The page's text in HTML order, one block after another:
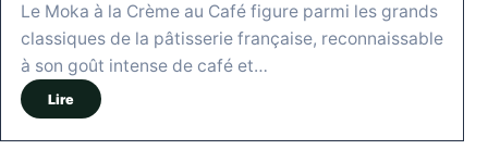
Le Moka à la Crème au Café figure parmi les grands
classiques de la pâtisserie française, reconnaissable
à son goût intense de café et…
Lire